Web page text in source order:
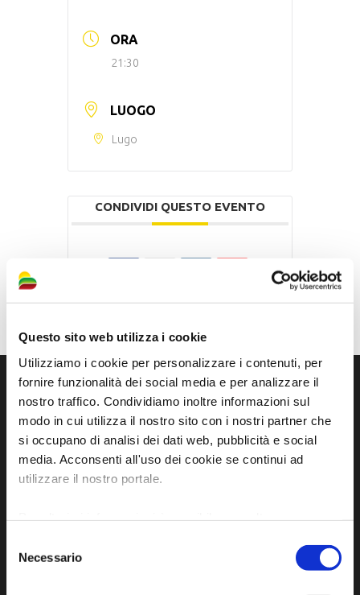
Questo sito web utilizza i cookie
Utilizziamo i cookie per personalizzare i contenuti, per
fornire funzionalità dei social media e per analizzare il
nostro traffico. Condividiamo inoltre informazioni sul
modo in cui utilizza il nostro sito con i nostri partner che
si occupano di analisi dei dati web, pubblicità e social
media. Acconsenti all'uso dei cookie se continui ad
utilizzare il nostro portale.
delNecessario
ORA
21:30
LUOGO
Lugo
CONDIVIDI QUESTO EVENTO
dell'Unione dei Comuni della Bassa Romagna